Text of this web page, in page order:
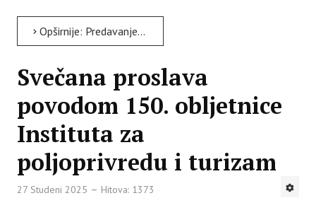
Opširnije: Predavanje je u organizaciji Udruge Istarska web tržnica, Instituta za poljoprivredu i turizam i...
Svečana proslava
povodom 150. obljetnice
Instituta za
poljoprivredu i turizam
27 Studeni 2025 Hitova: 1373